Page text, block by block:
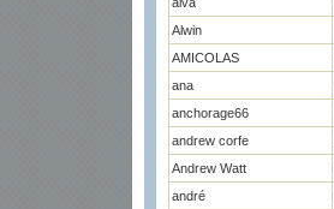
Alwin
AMICOLAS
ana
anchorage66
andrew corfe
Andrew Watt
andré